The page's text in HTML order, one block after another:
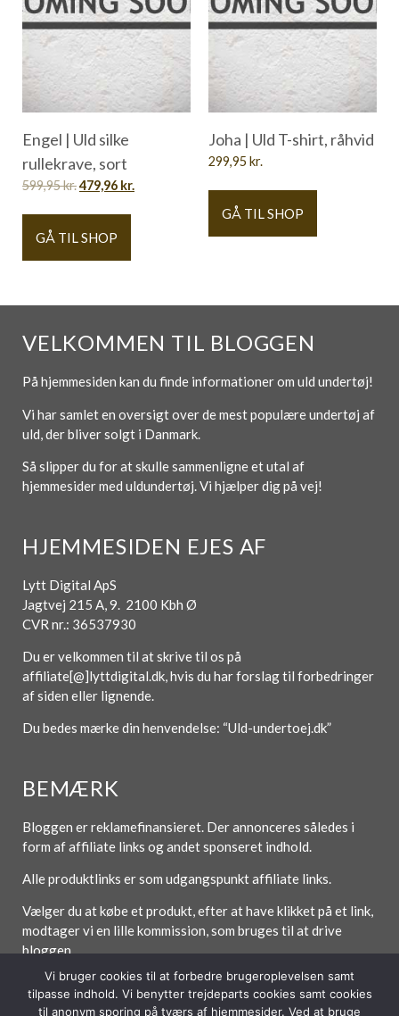
Engel | Uld silke
rullekrave, sort
599,95kr.479,96 kr.
GÅ TIL SHOP
Joha | Uld T-shirt, råhvid
299,95 kr.
GÅ TIL SHOP
VELKOMMEN TIL BLOGGEN
På hjemmesiden kan du finde informationer om uld undertøj!
Vi har samlet en oversigt over de mest populære undertøj af
uld, der bliver solgt i Danmark.
Så slipper du for at skulle sammenligne et utal af
hjemmesider med uldundertøj. Vi hjælper dig på vej!
HJEMMESIDEN EJES AF
Lytt Digital ApS
Jagtvej 215 A, 9. 2100 Kbh Ø
CVR nr.: 36537930
Du er velkommen til at skrive til os på
affiliate[@]lyttdigital.dk, hvis du har forslag til forbedringer
af siden eller lignende.
Du bedes mærke din henvendelse: “Uld-undertoej.dk”
BEMÆRK
Bloggen er reklamefinansieret. Der annonceres således i
form af affiliate links og andet sponseret indhold.
Alle produktlinks er som udgangspunkt affiliate links.
Vælger du at købe et produkt, efter at have klikket på et link,
modtager vi en lille kommission, som bruges til at drive
bloggen.
Vi bruger cookies til at forbedre brugeroplevelsen samt
tilpasse indhold. Vi benytter trejdeparts cookies samt cookies
til anonym sporing på tværs af hjemmesider. Ved at bruge